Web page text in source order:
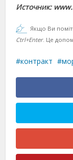
Источник:
Якщо Ви
Ctrl+Enter. Це
контракт